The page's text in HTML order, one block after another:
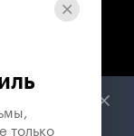
только